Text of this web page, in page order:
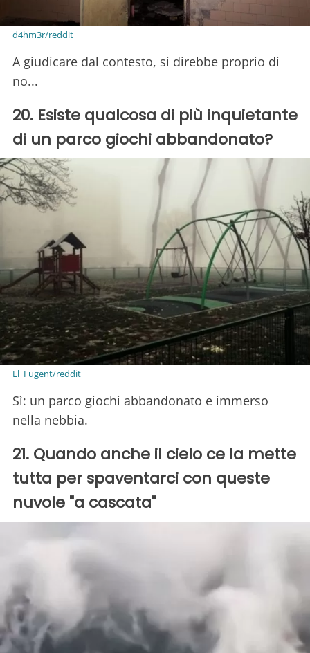
d4hm3r/reddit
A giudicare dal contesto, si direbbe proprio di
no...
20. Esiste qualcosa di più inquietante
di un parco giochi abbandonato?
El_Fugent/reddit
Sì: un parco giochi abbandonato e immerso
nella nebbia.
21. Quando anche il cielo ce la mette
tutta per spaventarci con queste
nuvole "a cascata"